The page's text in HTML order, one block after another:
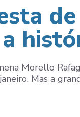
Morello
Mas a